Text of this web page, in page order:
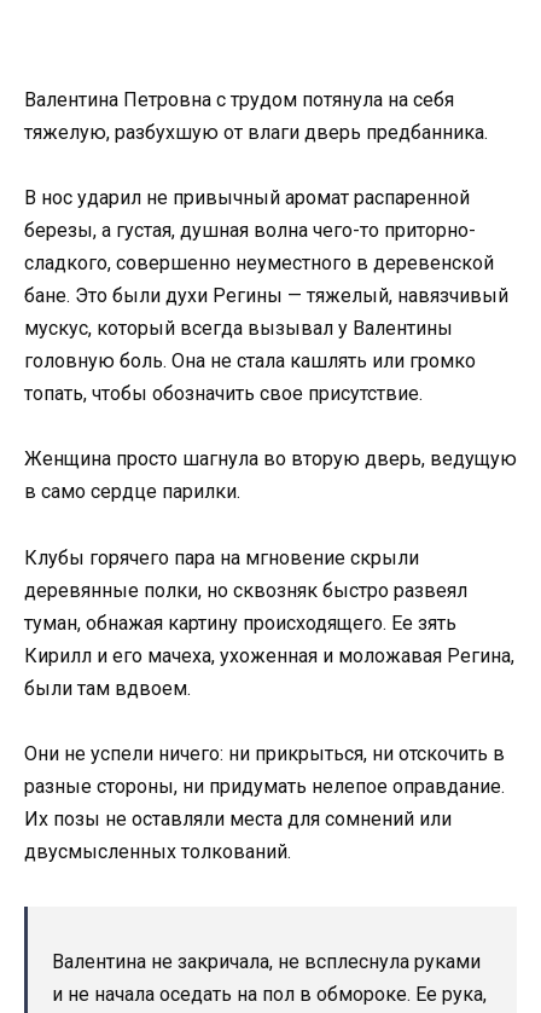
Валентина Петровна с трудом потянула на себя
тяжелую, разбухшую от влаги дверь предбанника.
В нос ударил не привычный аромат распаренной
березы, а густая, душная волна чего-то приторно-
сладкого, совершенно неуместного в деревенской
бане. Это были духи Регины — тяжелый, навязчивый
мускус, который всегда вызывал у Валентины
головную боль. Она не стала кашлять или громко
топать, чтобы обозначить свое присутствие.
Женщина просто шагнула во вторую дверь, ведущую
в само сердце парилки.
Клубы горячего пара на мгновение скрыли
деревянные полки, но сквозняк быстро развеял
туман, обнажая картину происходящего. Ее зять
Кирилл и его мачеха, ухоженная и моложавая Регина,
были там вдвоем.
Они не успели ничего: ни прикрыться, ни отскочить в
разные стороны, ни придумать нелепое оправдание.
Их позы не оставляли места для сомнений или
двусмысленных толкований.
Валентина не закричала, не всплеснула руками
и не начала оседать на пол в обмороке. Ее рука,